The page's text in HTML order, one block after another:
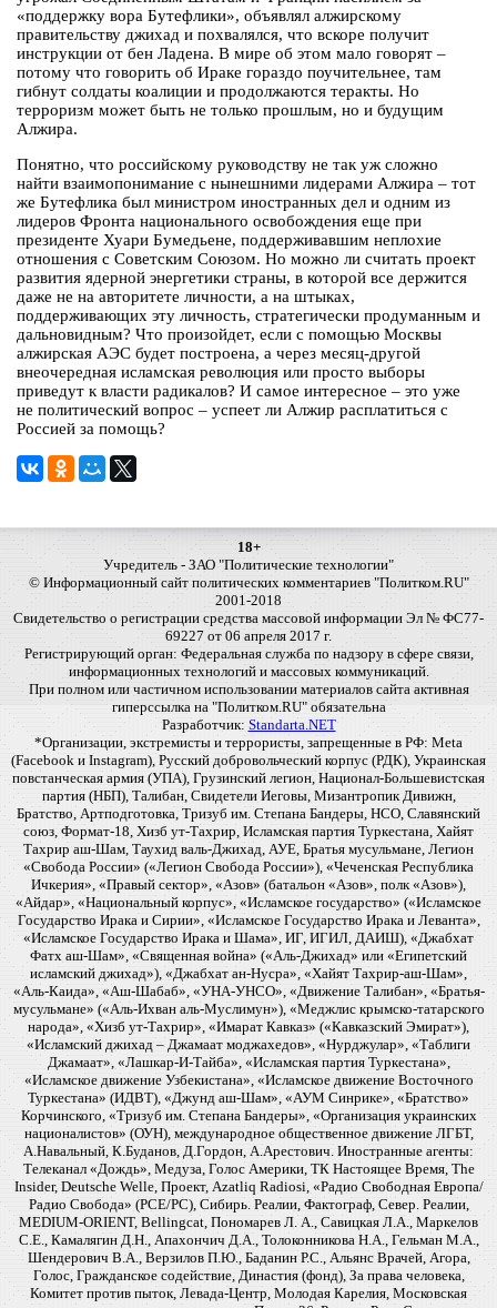
«поддержку вора Бутефлики», объявлял алжирскому
правительству джихад и похвалялся, что вскоре получит
инструкции от бен Ладена. В мире об этом мало говорят –
потому что говорить об Ираке гораздо поучительнее, там
гибнут солдаты коалиции и продолжаются теракты. Но
терроризм может быть не только прошлым, но и будущим
Алжира.
Понятно, что российскому руководству не так уж сложно
найти взаимопонимание с нынешними лидерами Алжира – тот
же Бутефлика был министром иностранных дел и одним из
лидеров Фронта национального освобождения еще при
президенте Хуари Бумедьене, поддерживавшим неплохие
отношения с Советским Союзом. Но можно ли считать проект
развития ядерной энергетики страны, в которой все держится
даже не на авторитете личности, а на штыках,
поддерживающих эту личность, стратегически продуманным и
дальновидным? Что произойдет, если с помощью Москвы
алжирская АЭС будет построена, а через месяц-другой
внеочередная исламская революция или просто выборы
приведут к власти радикалов? И самое интересное – это уже
не политический вопрос – успеет ли Алжир расплатиться с
Россией за помощь?
18+
Учредитель - ЗАО "Политические технологии"
© Информационный сайт политических комментариев "Политком.RU"
2001-2018
Свидетельство о регистрации средства массовой информации Эл № ФС77-
69227 от 06 апреля 2017 г.
Регистрирующий орган: Федеральная служба по надзору в сфере связи,
информационных технологий и массовых коммуникаций.
При полном или частичном использовании материалов сайта активная
гиперссылка на "Политком.RU" обязательна
Разработчик: Standarta.NET
*Организации, экстремисты и террористы, запрещенные в РФ: Meta
(Facebook и Instagram), Русский добровольческий корпус (РДК), Украинская
повстанческая армия (УПА), Грузинский легион, Национал-Большевистская
партия (НБП), Талибан, Свидетели Иеговы, Мизантропик Дивижн,
Братство, Артподготовка, Тризуб им. Степана Бандеры, НСО, Славянский
союз, Формат-18, Хизб ут-Тахрир, Исламская партия Туркестана, Хайят
Тахрир аш-Шам, Таухид валь-Джихад, АУЕ, Братья мусульмане, Легион
«Свобода России» («Легион Свобода России»), «Чеченская Республика
Ичкерия», «Правый сектор», «Азов» (батальон «Азов», полк «Азов»),
«Айдар», «Национальный корпус», «Исламское государство» («Исламское
Государство Ирака и Сирии», «Исламское Государство Ирака и Леванта»,
«Исламское Государство Ирака и Шама», ИГ, ИГИЛ, ДАИШ), «Джабхат
Фатх аш-Шам», «Священная война» («Аль-Джихад» или «Египетский
исламский джихад»), «Джабхат ан-Нусра», «Хайят Тахрир-аш-Шам»,
«Аль-Каида», «Аш-Шабаб», «УНА-УНСО», «Движение Талибан», «Братья-
мусульмане» («Аль-Ихван аль-Муслимун»), «Меджлис крымско-татарского
народа», «Хизб ут-Тахрир», «Имарат Кавказ» («Кавказский Эмират»),
«Исламский джихад – Джамаат моджахедов», «Нурджулар», «Таблиги
Джамаат», «Лашкар-И-Тайба», «Исламская партия Туркестана»,
«Исламское движение Узбекистана», «Исламское движение Восточного
Туркестана» (ИДВТ), «Джунд аш-Шам», «АУМ Синрике», «Братство»
Корчинского, «Тризуб им. Степана Бандеры», «Организация украинских
националистов» (ОУН), международное общественное движение ЛГБТ,
А.Навальный, К.Буданов, Д.Гордон, А.Арестович. Иностранные агенты:
Телеканал «Дождь», Медуза, Голос Америки, ТК Настоящее Время, The
Insider, Deutsche Welle, Проект, Azatliq Radiosi, «Радио Свободная Европа/
Радио Свобода» (PCE/PC), Сибирь. Реалии, Фактограф, Север. Реалии,
MEDIUM-ORIENT, Bellingcat, Пономарев Л. А., Савицкая Л.А., Маркелов
С.Е., Камалягин Д.Н., Апахончич Д.А., Толоконникова Н.А., Гельман М.А.,
Шендерович В.А., Верзилов П.Ю., Баданин Р.С., Альянс Врачей, Агора,
Голос, Гражданское содействие, Династия (фонд), За права человека,
Комитет против пыток, Левада-Центр, Молодая Карелия, Московская